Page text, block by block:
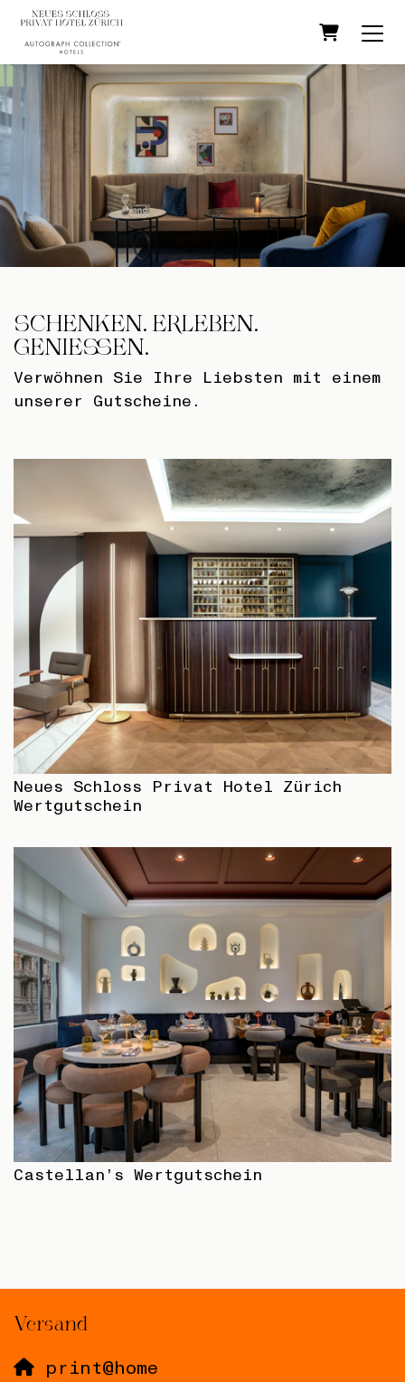
SCHENKEN. ERLEBEN.
GENIESSEN.
Verwöhnen Sie Ihre Liebsten mit einem
unserer Gutscheine.
Neues Schloss Privat Hotel Zürich
Wertgutschein
Castellan’s Wertgutschein
Versand
print@home